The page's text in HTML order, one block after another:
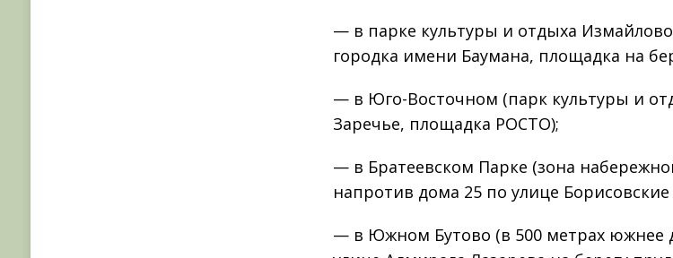
— в парке культуры и отдыха
городка имени Баумана, площадка на
— в Юго-Восточном (парк культуры и
Заречье, площадка РОСТО);
— в Братеевском Парке (зона
напротив дома 25 по улице
— в Южном Бутово (в 500 метрах южнее